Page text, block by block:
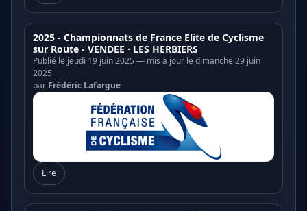
2025 - Championnats de France Elite de Cyclisme
sur Route - VENDEE · LES HERBIERS
Publié le jeudi 19 juin 2025 — mis à jour le dimanche 29 juin
2025
par Frédéric Lafargue
Lire